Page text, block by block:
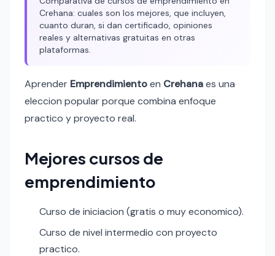
Crehana: cuales son los mejores, que incluyen,
cuanto duran, si dan certificado, opiniones
reales y alternativas gratuitas en otras
plataformas.
Aprender Emprendimientoen Crehanaes una
eleccion popular porque combina enfoque
practico y proyecto real.
Mejores cursos de
emprendimiento
Curso de iniciacion (gratis o muy economico).
Curso de nivel intermedio con proyecto
practico.